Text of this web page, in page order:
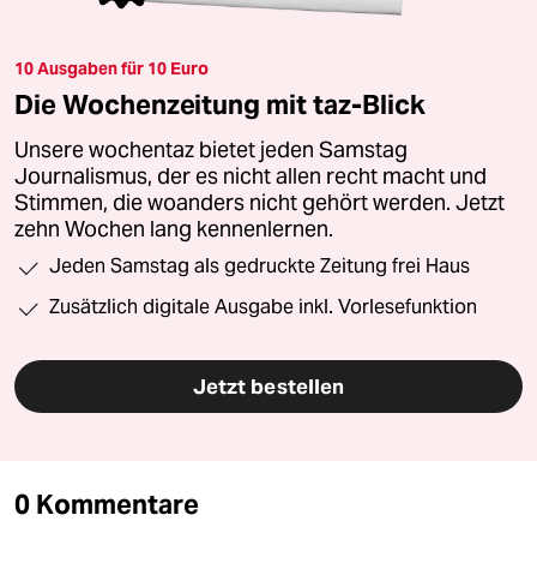
10 Ausgaben für 10 Euro
Die Wochenzeitung mit taz-Blick
Unsere wochentaz bietet jeden Samstag
Journalismus, der es nicht allen recht macht und
Stimmen, die woanders nicht gehört werden. Jetzt
zehn Wochen lang kennenlernen.
Jeden Samstag als gedruckte Zeitung frei Haus
Zusätzlich digitale Ausgabe inkl. Vorlesefunktion
Jetzt bestellen
0 Kommentare